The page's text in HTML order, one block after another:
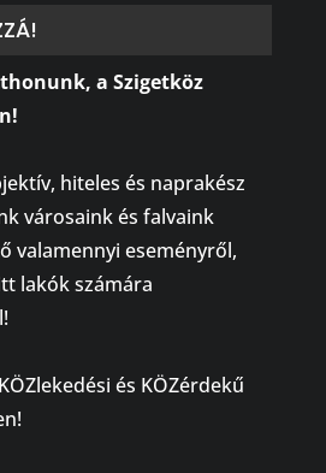
a Szigetköz
hiteles és naprakész
városaink és falvaink
valamennyi eseményről,
lakók számára
és KÖZérdekű